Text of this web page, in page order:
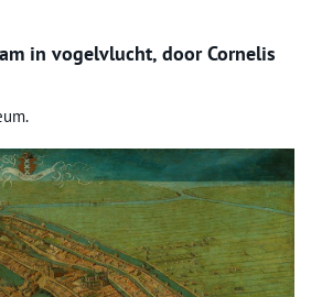
in vogelvlucht, door Cornelis